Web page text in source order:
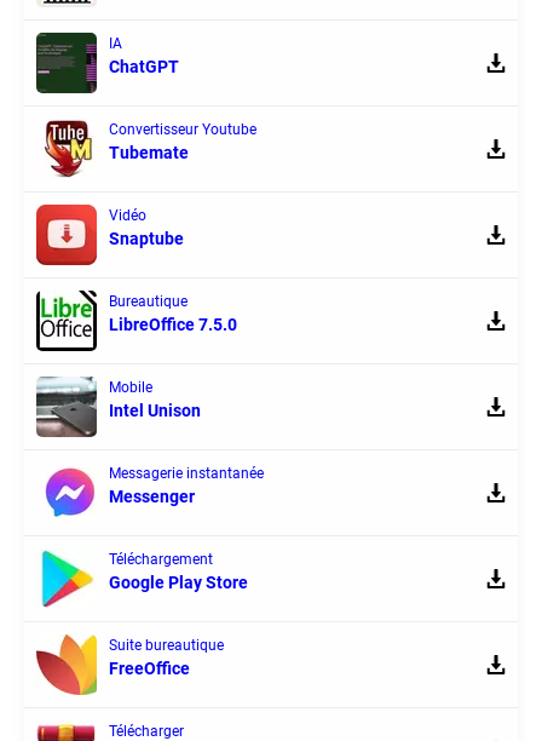
IA
ChatGPT
Convertisseur Youtube
Tubemate
Vidéo
Snaptube
Bureautique
LibreOffice 7.5.0
Mobile
Intel Unison
Messagerie instantanée
Messenger
Téléchargement
Google Play Store
Suite bureautique
FreeOffice
Télécharger